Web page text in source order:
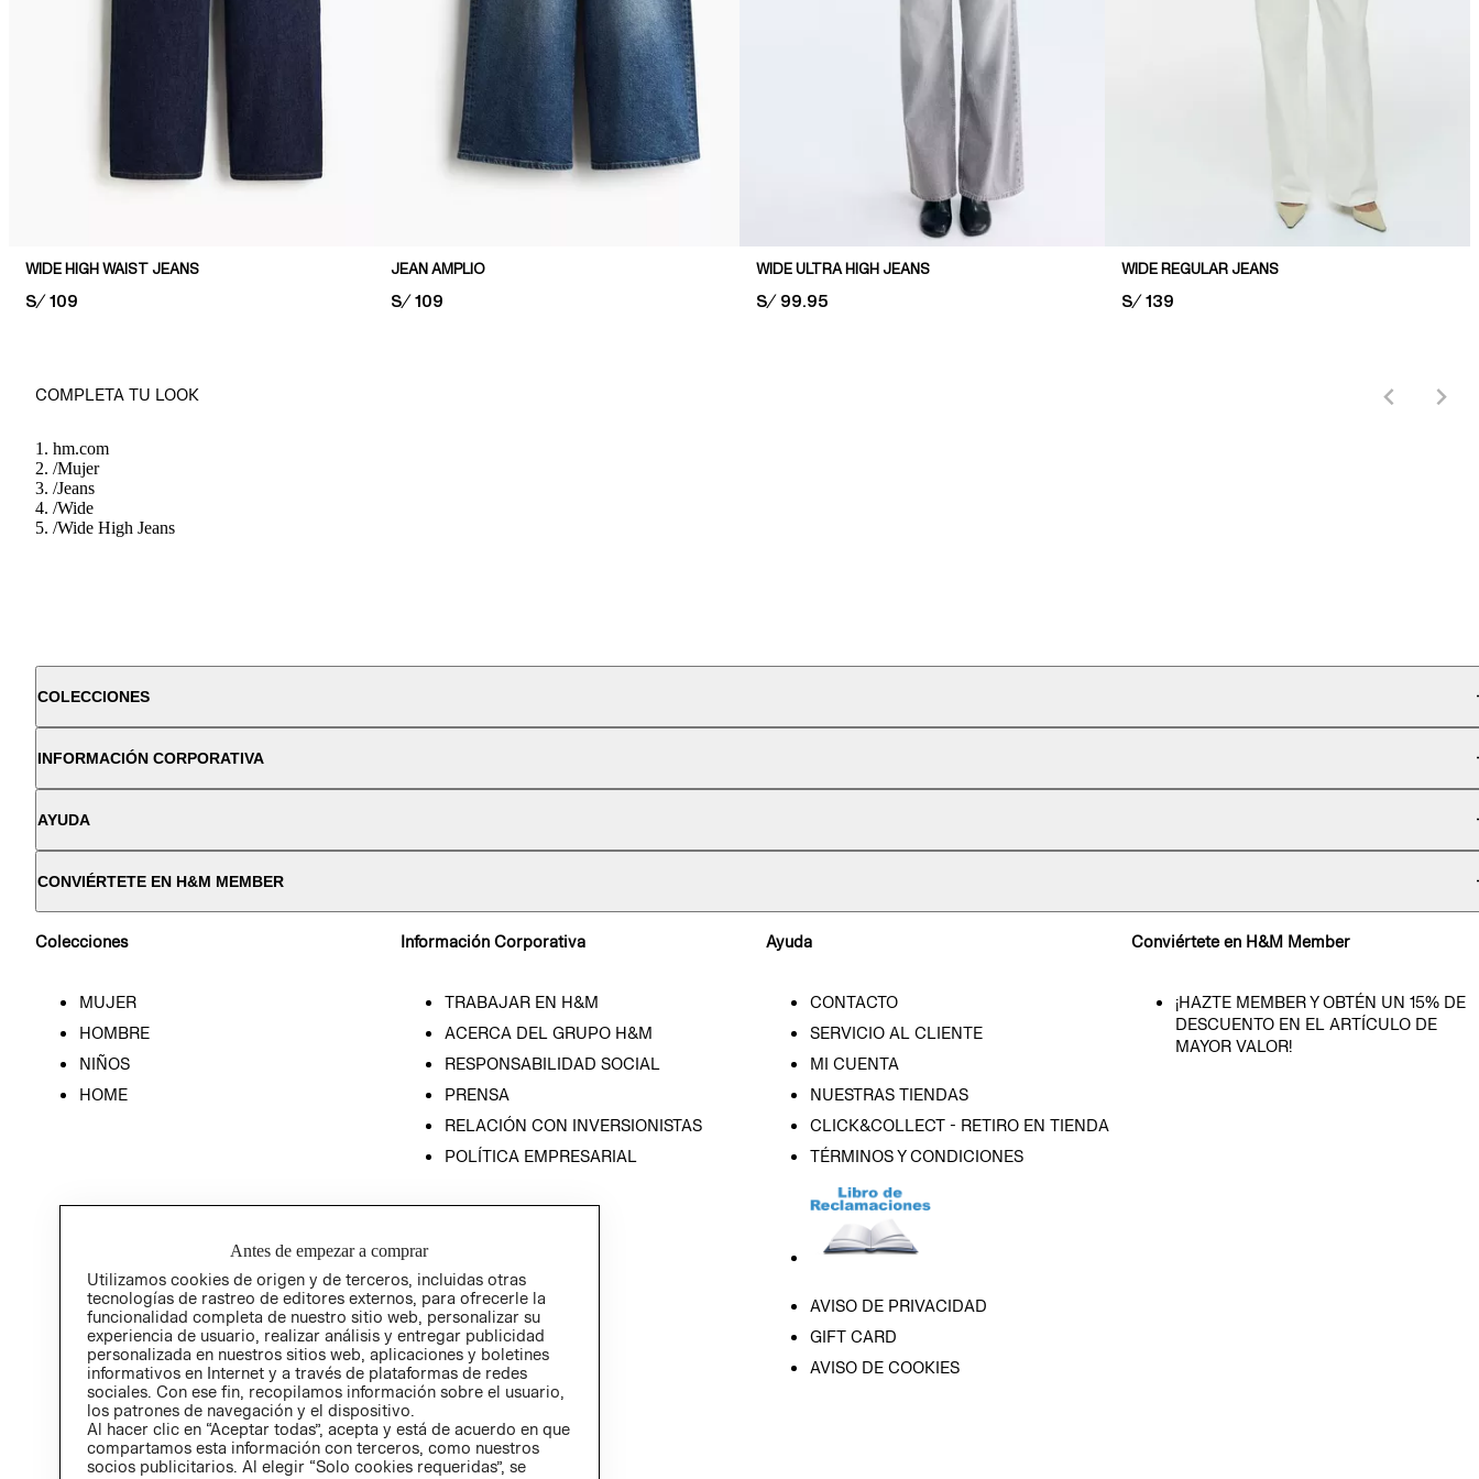
WIDE HIGH WAIST JEANS
PRICE:
S/ 109
JEAN AMPLIO
PRICE:
S/ 109
WIDE ULTRA HIGH JEANS
PRICE:
S/ 99.95
WIDE REGULAR JEANS
PRICE:
S/ 139
COMPLETA TU LOOK
hm.com
/Mujer
/Jeans
/Wide
/Wide High Jeans
COLECCIONES
INFORMACIÓN CORPORATIVA
AYUDA
CONVIÉRTETE EN H&M MEMBER
Colecciones
MUJER
HOMBRE
NIÑOS
HOME
Información Corporativa
TRABAJAR EN H&M
ACERCA DEL GRUPO H&M
RESPONSABILIDAD SOCIAL
PRENSA
RELACIÓN CON INVERSIONISTAS
POLÍTICA EMPRESARIAL
Ayuda
CONTACTO
SERVICIO AL CLIENTE
MI CUENTA
NUESTRAS TIENDAS
CLICK&COLLECT - RETIRO EN TIENDA
TÉRMINOS Y CONDICIONES
AVISO DE PRIVACIDAD
GIFT CARD
AVISO DE COOKIES
Conviértete en H&M Member
¡HAZTE MEMBER Y OBTÉN UN 15% DE
DESCUENTO EN EL ARTÍCULO DE
MAYOR VALOR!
Antes de empezar a comprar
Utilizamos cookies de origen y de terceros, incluidas otras
tecnologías de rastreo de editores externos, para ofrecerle la
funcionalidad completa de nuestro sitio web, personalizar su
experiencia de usuario, realizar análisis y entregar publicidad
personalizada en nuestros sitios web, aplicaciones y boletines
informativos en Internet y a través de plataformas de redes
sociales. Con ese fin, recopilamos información sobre el usuario,
los patrones de navegación y el dispositivo.
Al hacer clic en “Aceptar todas”, acepta y está de acuerdo en que
compartamos esta información con terceros, como nuestros
socios publicitarios. Al elegir “Solo cookies requeridas”, se